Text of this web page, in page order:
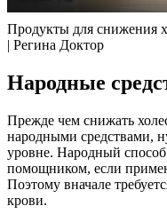
Продукты для снижения
| Регина Доктор
Народные
Прежде чем снижать
народными средствами,
уровне. Народный
помощником, если
Поэтому вначале
крови.